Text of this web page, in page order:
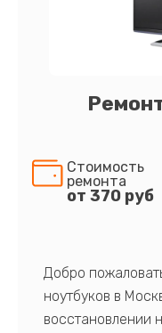
Стоимость
ремонта
от 370 руб
Добро
ноутбуков в
восстановлении